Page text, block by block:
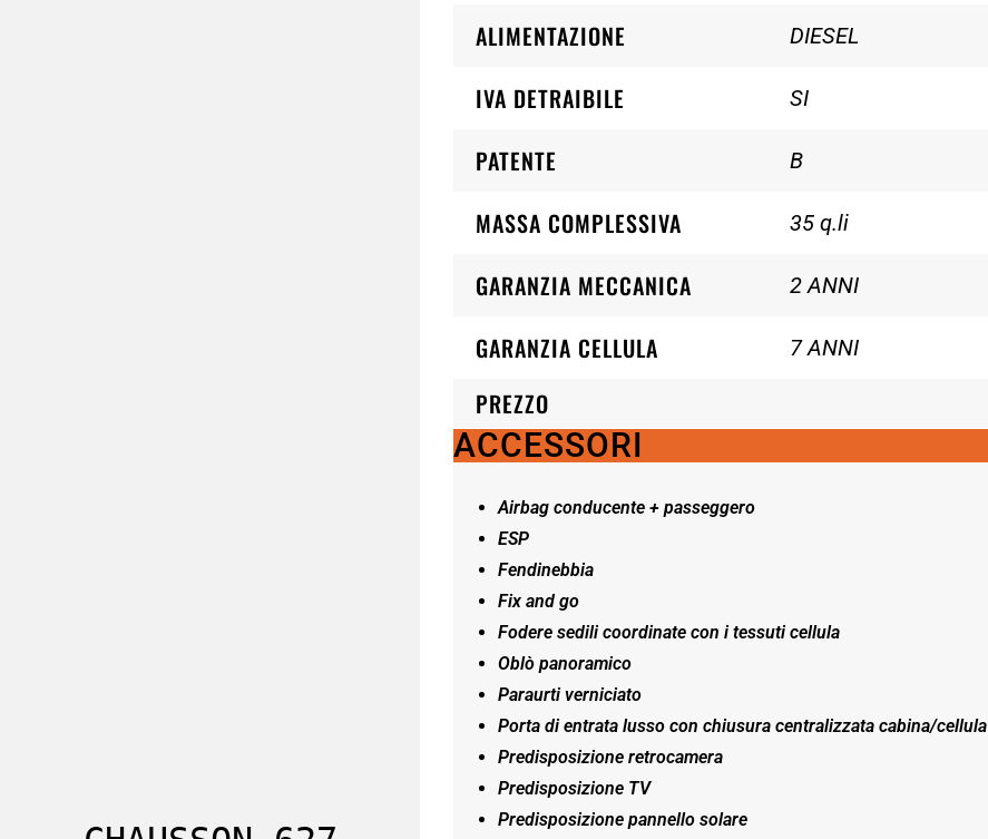
ALIMENTAZIONE DIESEL
IVA DETRAIBILE SI
PATENTE B
MASSA COMPLESSIVA 35 q.li
GARANZIA MECCANICA 2 ANNI
GARANZIA CELLULA 7 ANNI
PREZZO
ACCESSORI
Airbag conducente + passeggero
ESP
Fendinebbia
Fix and go
Fodere sedili coordinate con i tessuti cellula
Oblò panoramico
Paraurti verniciato
Porta di entrata lusso con chiusura centralizzata cabina/cellula
Predisposizione retrocamera
Predisposizione TV
Predisposizione pannello solare